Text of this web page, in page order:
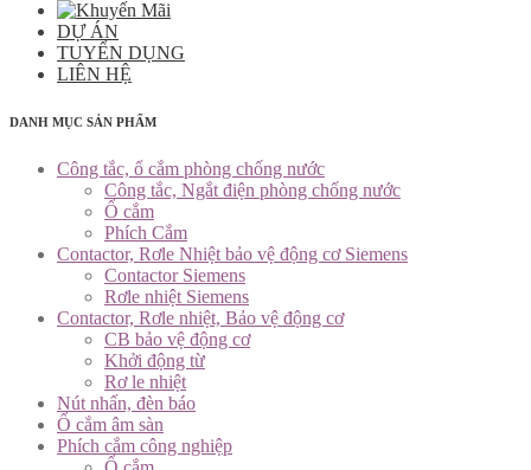
DỰ ÁN
TUYỂN DỤNG
LIÊN HỆ
DANH MỤC SẢN PHẨM
Công tắc, ổ cắm phòng chống nước
Công tắc, Ngắt điện phòng chống nước
Ổ cắm
Phích Cắm
Contactor, Rơle Nhiệt bảo vệ động cơ Siemens
Contactor Siemens
Rơle nhiệt Siemens
Contactor, Rơle nhiệt, Bảo vệ động cơ
CB bảo vệ động cơ
Khởi động từ
Rơ le nhiệt
Nút nhấn, đèn báo
Ổ cắm âm sàn
Phích cắm công nghiệp